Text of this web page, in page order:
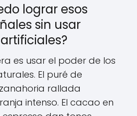
lograr esos
sin usar
es usar el poder de los
El puré de
rallada
intenso. El cacao en